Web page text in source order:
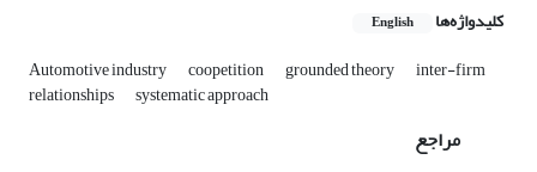
کلیدواژه‌ها English
Automotive industry coopetition grounded theory inter-firm
relationships systematic approach
مراجع